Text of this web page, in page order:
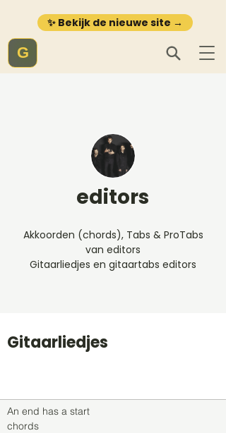
✨ Bekijk de nieuwe site →
G
editors
Akkoorden (chords), Tabs & ProTabs
van editors
Gitaarliedjes en gitaartabs editors
Gitaarliedjes
An end has a start
chords